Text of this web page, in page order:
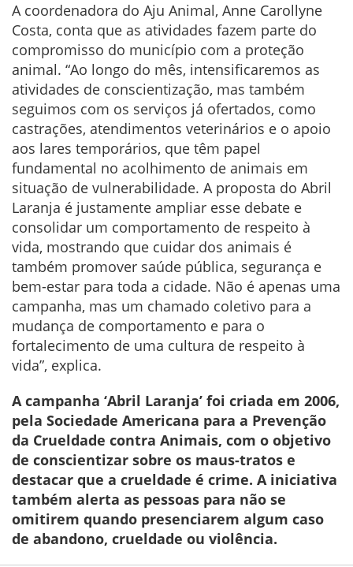
A coordenadora do Aju Animal, Anne Carollyne
Costa, conta que as atividades fazem parte do
compromisso do município com a proteção
animal. “Ao longo do mês, intensificaremos as
atividades de conscientização, mas também
seguimos com os serviços já ofertados, como
castrações, atendimentos veterinários e o apoio
aos lares temporários, que têm papel
fundamental no acolhimento de animais em
situação de vulnerabilidade. A proposta do Abril
Laranja é justamente ampliar esse debate e
consolidar um comportamento de respeito à
vida, mostrando que cuidar dos animais é
também promover saúde pública, segurança e
bem-estar para toda a cidade. Não é apenas uma
campanha, mas um chamado coletivo para a
mudança de comportamento e para o
fortalecimento de uma cultura de respeito à
vida”, explica.
A campanha ‘Abril Laranja’ foi criada em 2006,
pela Sociedade Americana para a Prevenção
da Crueldade contra Animais, com o objetivo
de conscientizar sobre os maus-tratos e
destacar que a crueldade é crime. A iniciativa
também alerta as pessoas para não se
omitirem quando presenciarem algum caso
de abandono, crueldade ou violência.